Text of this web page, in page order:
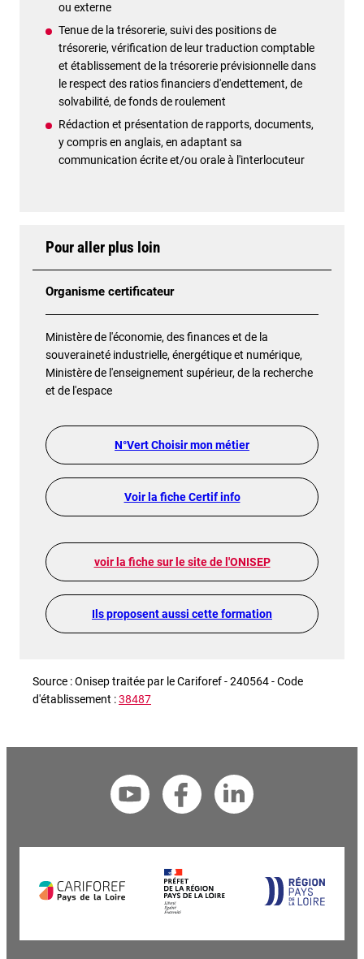
ou externe
Tenue de la trésorerie, suivi des positions de
trésorerie, vérification de leur traduction comptable
et établissement de la trésorerie prévisionnelle dans
le respect des ratios financiers d'endettement, de
solvabilité, de fonds de roulement
Rédaction et présentation de rapports, documents,
y compris en anglais, en adaptant sa
communication écrite et/ou orale à l'interlocuteur
Pour aller plus loin
Organisme certificateur
Ministère de l'économie, des finances et de la
souveraineté industrielle, énergétique et numérique,
Ministère de l'enseignement supérieur, de la recherche
et de l'espace
N°Vert Choisir mon métier
Voir la fiche Certif info
voir la fiche sur le site de l'ONISEP
Ils proposent aussi cette formation
Source : Onisep traitée par le Cariforef - 240564 - Code
d'établissement :38487